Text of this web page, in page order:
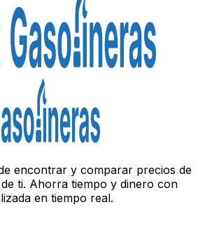
encontrar y comparar precios de
ti. Ahorra tiempo y dinero con
en tiempo real.